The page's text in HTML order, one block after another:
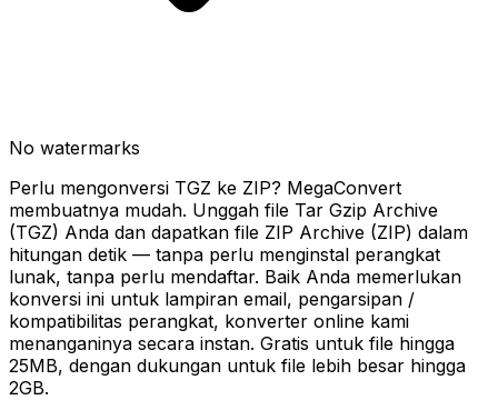
No watermarks
Perlu mengonversi TGZ ke ZIP? MegaConvert
membuatnya mudah. Unggah file Tar Gzip Archive
(TGZ) Anda dan dapatkan file ZIP Archive (ZIP) dalam
hitungan detik — tanpa perlu menginstal perangkat
lunak, tanpa perlu mendaftar. Baik Anda memerlukan
konversi ini untuk lampiran email, pengarsipan /
kompatibilitas perangkat, konverter online kami
menanganinya secara instan. Gratis untuk file hingga
25MB, dengan dukungan untuk file lebih besar hingga
2GB.